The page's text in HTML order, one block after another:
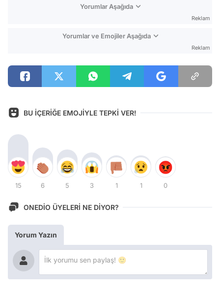
Yorumlar Aşağıda
Reklam
Yorumlar ve Emojiler Aşağıda
Reklam
BU İÇERİĞE EMOJİYLE TEPKİ VER!
15 6 5 3 1 1 0
ONEDİO ÜYELERİ NE DİYOR?
Yorum Yazın